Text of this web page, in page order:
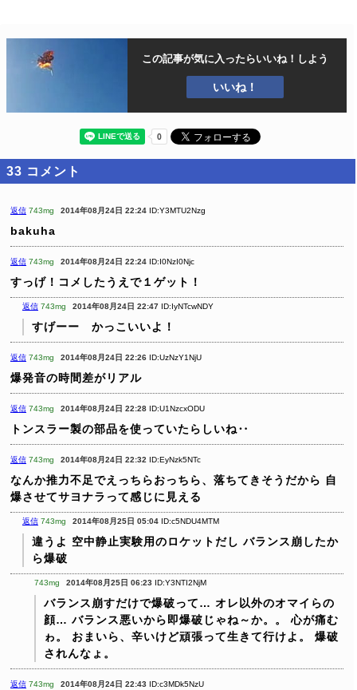
この記事が気に入ったらいいね！しよう
いいね！
33 コメント
返信 743mg 2014年08月24日 22:24 ID:Y3MTU2Nzg
bakuha
返信 743mg 2014年08月24日 22:24 ID:I0NzI0Njc
すっげ！コメしたうえで１ゲット！
返信 743mg 2014年08月24日 22:47 ID:IyNTcwNDY
すげーー かっこいいよ！
返信 743mg 2014年08月24日 22:26 ID:UzNzY1NjU
爆発音の時間差がリアル
返信 743mg 2014年08月24日 22:28 ID:U1NzcxODU
トンスラー製の部品を使っていたらしいね‥
返信 743mg 2014年08月24日 22:32 ID:EyNzk5NTc
なんか推力不足でえっちらおっちら、落ちてきそうだから 自
爆させてサヨナラって感じに見える
返信 743mg 2014年08月25日 05:04 ID:c5NDU4MTM
違うよ 空中静止実験用のロケットだし バランス崩したか
ら爆破
743mg 2014年08月25日 06:23 ID:Y3NTI2NjM
バランス崩すだけで爆破って… オレ以外のオマイらの
顔… バランス悪いから即爆破じゃね～か。。
心が痛む
ゎ。
おまいら、辛いけど頑張って生きて行けよ。
爆破
されんなょ。
返信 743mg 2014年08月24日 22:43 ID:c3MDk5NzU